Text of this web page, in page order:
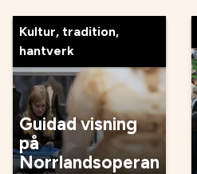
Kultur, tradition,
hantverk
Guidad visning
på
Norrlandsoperan